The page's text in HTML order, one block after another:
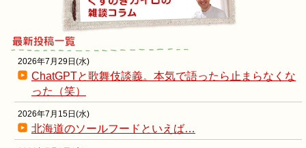
2026年7月29日(水)
ChatGPTと歌舞伎談義。本気で語ったら止まらなくな
った（笑）
2026年7月15日(水)
北海道のソールフードといえば…